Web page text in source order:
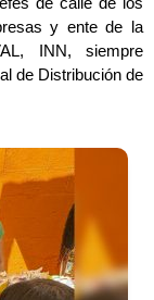
y ente de la
INN, siempre
de Distribución de